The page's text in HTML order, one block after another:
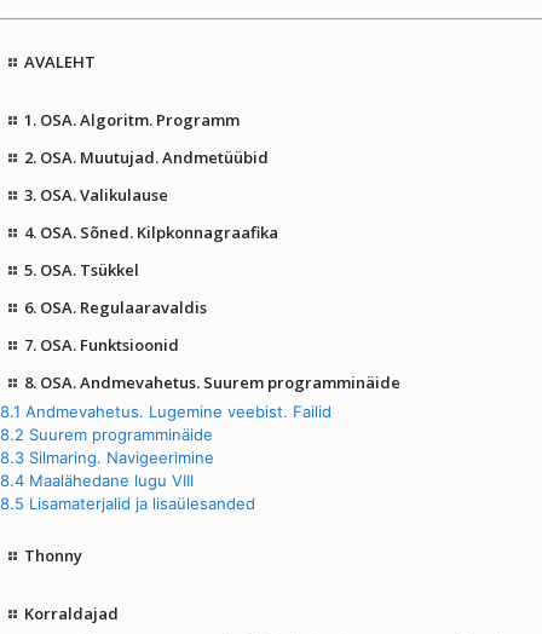
AVALEHT
1. OSA. Algoritm. Programm
2. OSA. Muutujad. Andmetüübid
3. OSA. Valikulause
4. OSA. Sõned. Kilpkonnagraafika
5. OSA. Tsükkel
6. OSA. Regulaaravaldis
7. OSA. Funktsioonid
8. OSA. Andmevahetus. Suurem programminäide
8.1 Andmevahetus. Lugemine veebist. Failid
8.2 Suurem programminäide
8.3 Silmaring. Navigeerimine
8.4 Maalähedane lugu VIII
8.5 Lisamaterjalid ja lisaülesanded
Thonny
Korraldajad